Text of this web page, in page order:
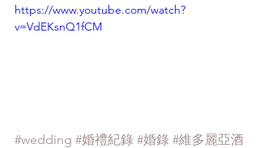
https://www.youtube.com/watch?
v=VdEKsnQ1fCM
#wedding #婚禮紀錄 #婚錄 #維多麗亞酒